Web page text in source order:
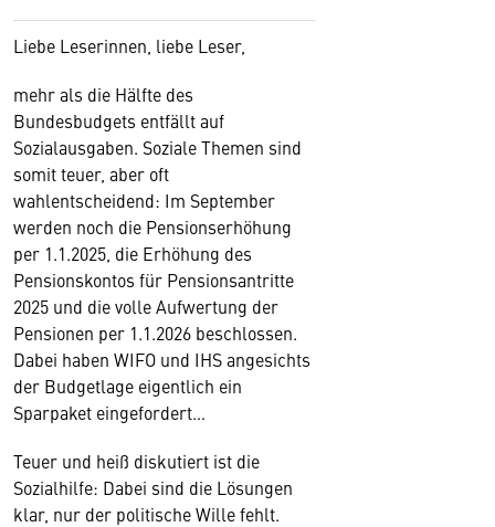
Liebe Leserinnen, liebe Leser,
mehr als die Hälfte des
Bundesbudgets entfällt auf
Sozialausgaben. Soziale Themen sind
somit teuer, aber oft
wahlentscheidend: Im September
werden noch die Pensionserhöhung
per 1.1.2025, die Erhöhung des
Pensionskontos für Pensionsantritte
2025 und die volle Aufwertung der
Pensionen per 1.1.2026 beschlossen.
Dabei haben WIFO und IHS angesichts
der Budgetlage eigentlich ein
Sparpaket eingefordert…
Teuer und heiß diskutiert ist die
Sozialhilfe: Dabei sind die Lösungen
klar, nur der politische Wille fehlt.